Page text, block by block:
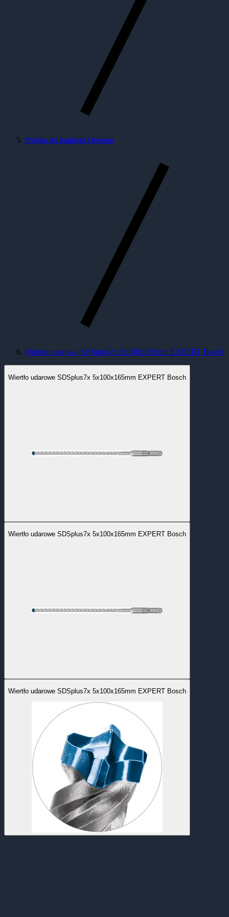
Wiertła do kamieni i betonu
Wiertło udarowe SDSplus7x 5x100x165mm EXPERT Bosch
Wiertło udarowe SDSplus7x 5x100x165mm EXPERT Bosch
Wiertło udarowe SDSplus7x 5x100x165mm EXPERT Bosch
Wiertło udarowe SDSplus7x 5x100x165mm EXPERT Bosch